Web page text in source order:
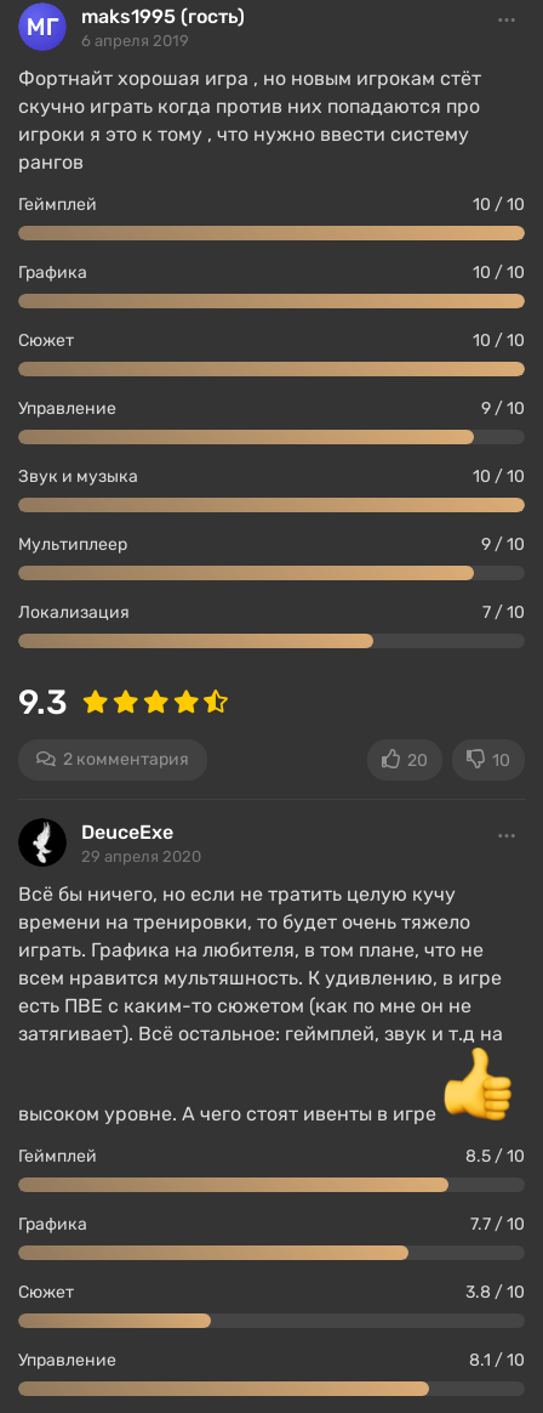
Это основной игровой режим, в который можно
играть с друзьями или в одиночку с ботами.
здания, ставьте ловушки, отстреливайте врагов.
Если вы выполните все квесты в точности, как
требует игра, то получите дополнительные
бонусы — деньги, опыт, пункты развития, чертежи,
и т.д. Чем дальше вы будете от своей базы, тем
сложнее будет играть. Открыть нужно всю
игровую зону.
Режим «королевской битвы»
Королевская битва в Fortnite происходит на одной
гигантской карте, ни одна геймплейная
возможность, включая строительство и крафтинг,
просто искать на карте оружие, патроны, ловушки
и прочее, которое случайным образом
распределяется в домах, деревьях, машинах и
тому подобных местах. Со временем остров
окружает фиолетовый шторм, так что вы не
сможете долго сидеть на месте — придется
двигаться к центру карты, где гораздо опаснее.
Участвует сразу 100 игроков, но победитель
будет только один. Доступна кооперативная
механика, где можно соревноваться с
maks1995 (гость)
6 апреля 2019
Фортнайт хорошая игра , но новым игрокам стёт
скучно играть когда против них попадаются про
игроки я это к тому , что нужно ввести систему
рангов
Геймплей 10 / 10
Графика 10 / 10
Сюжет 10 / 10
Управление 9 / 10
Звук и музыка 10 / 10
Мультиплеер 9 / 10
Локализация 7 / 10
9.3
2 комментария 20 10
DeuceExe
29 апреля 2020
Всё бы ничего, но если не тратить целую кучу
времени на тренировки, то будет очень тяжело
играть. Графика на любителя, в том плане, что не
всем нравится мультяшность. К удивлению, в игре
есть ПВЕ с каким-то сюжетом (как по мне он не
затягивает). Всё остальное: геймплей, звук и т.д на
высоком уровне. А чего стоят ивенты в игре
Геймплей 8.5 / 10
Графика 7.7 / 10
Сюжет 3.8 / 10
Управление 8.1 / 10